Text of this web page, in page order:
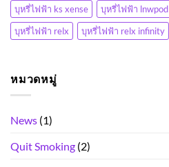
บุหรี่ไฟฟ้า ks xense
บุหรี่ไฟฟ้า lnwpod
บุหรี่ไฟฟ้า relx
บุหรี่ไฟฟ้า relx infinity
หมวดหมู่
News (1)
Quit Smoking (2)